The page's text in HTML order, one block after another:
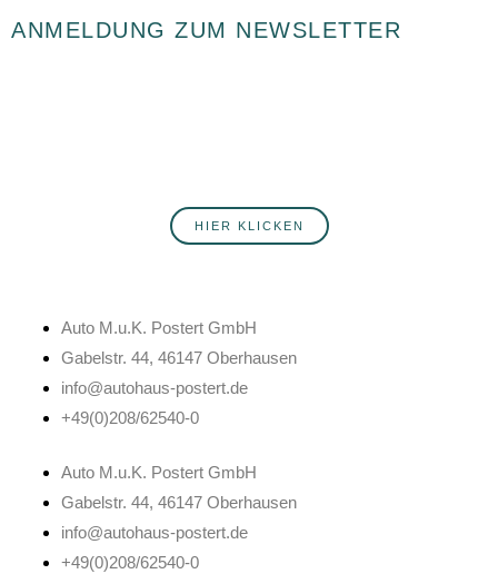
ANMELDUNG ZUM NEWSLETTER
HIER KLICKEN
Auto M.u.K. Postert GmbH
Gabelstr. 44, 46147 Oberhausen
info@autohaus-postert.de
+49(0)208/62540-0
Auto M.u.K. Postert GmbH
Gabelstr. 44, 46147 Oberhausen
info@autohaus-postert.de
+49(0)208/62540-0